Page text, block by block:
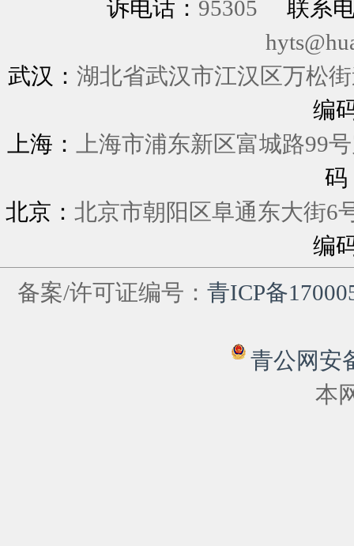
诉电话： 95305
联系
武汉： 湖北省武汉市江汉区万松
编
上海：
上海市浦东新区富
码
北京： 北京市朝阳区阜通东大
编
备案/许可证编号： 青ICP备
青公网安
本